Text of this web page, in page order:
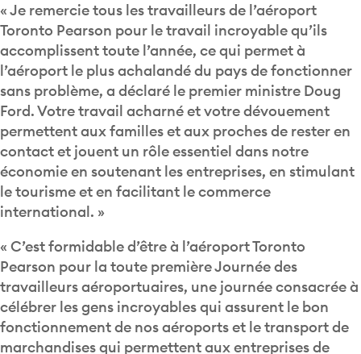
« Je remercie tous les travailleurs de l’aéroport
Toronto Pearson pour le travail incroyable qu’ils
accomplissent toute l’année, ce qui permet à
l’aéroport le plus achalandé du pays de fonctionner
sans problème, a déclaré le premier ministre Doug
Ford. Votre travail acharné et votre dévouement
permettent aux familles et aux proches de rester en
contact et jouent un rôle essentiel dans notre
économie en soutenant les entreprises, en stimulant
le tourisme et en facilitant le commerce
international. »
« C’est formidable d’être à l’aéroport Toronto
Pearson pour la toute première Journée des
travailleurs aéroportuaires, une journée consacrée à
célébrer les gens incroyables qui assurent le bon
fonctionnement de nos aéroports et le transport de
marchandises qui permettent aux entreprises de